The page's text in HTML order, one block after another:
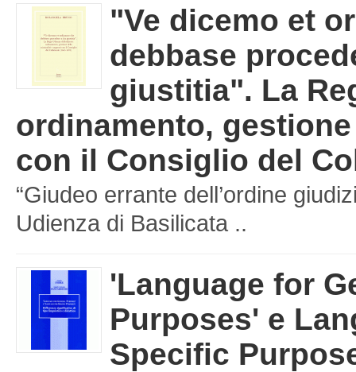
"Ve dicemo et
debbase
giustitia". La
ordinamento,
con il Consiglio del
“Giudeo errante dell’ordine
Udienza di Basilicata ..
'Language for
Purposes' e
Specific